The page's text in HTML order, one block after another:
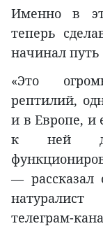
Именно в
теперь
начинал
«Это
рептилий,
и в Европе, и
к ней
— рассказал
телеграм-